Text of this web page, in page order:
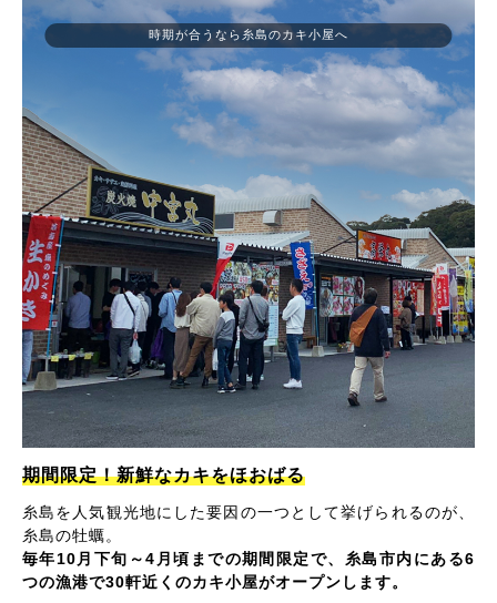
期間限定！新鮮なカキをほおばる
糸島を人気観光地にした要因の一つとして挙げられるのが、
糸島の牡蠣。
毎年10月下旬～4月頃までの期間限定で、糸島市内にある6
つの漁港で30軒近くのカキ小屋がオープンします。
時期が合うなら糸島のカキ小屋へ